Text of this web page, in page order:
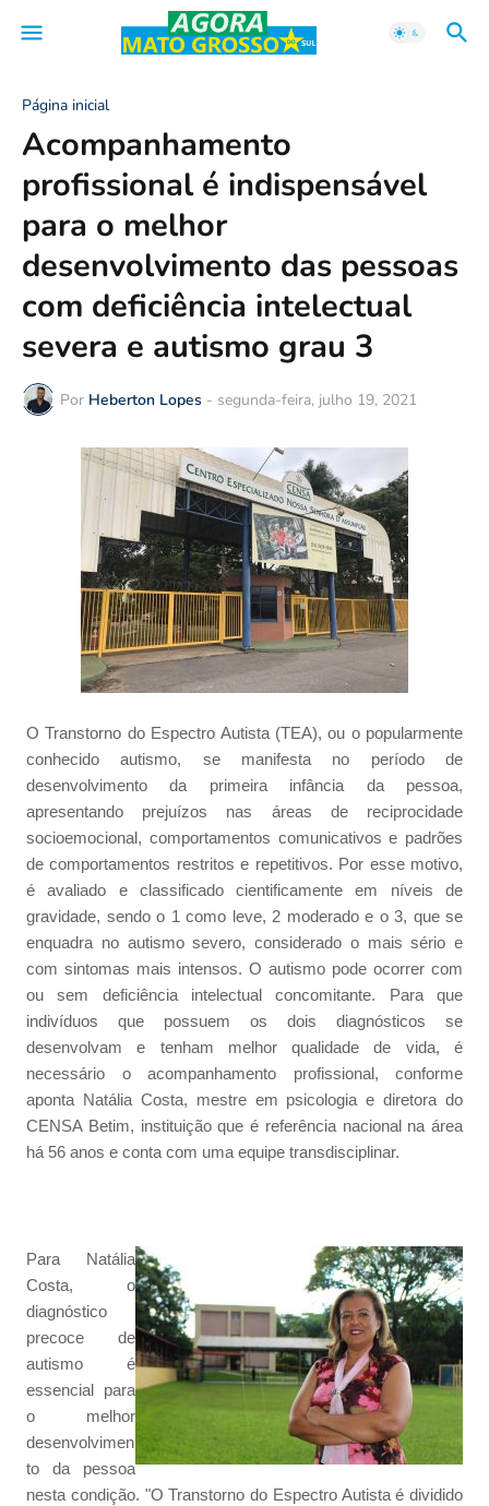
Página inicial
Acompanhamento
profissional é indispensável
para o melhor
desenvolvimento das pessoas
com deficiência intelectual
severa e autismo grau 3
Por Heberton Lopes - segunda-feira, julho 19, 2021
O Transtorno do Espectro Autista (TEA), ou o popularmente
conhecido autismo, se manifesta no período de
desenvolvimento da primeira infância da pessoa,
apresentando prejuízos nas áreas de reciprocidade
socioemocional, comportamentos comunicativos e padrões
de comportamentos restritos e repetitivos. Por esse motivo,
é avaliado e classificado cientificamente em níveis de
gravidade, sendo o 1 como leve, 2 moderado e o 3, que se
enquadra no autismo severo, considerado o mais sério e
com sintomas mais intensos. O autismo pode ocorrer com
ou sem deficiência intelectual concomitante. Para que
indivíduos que possuem os dois diagnósticos se
desenvolvam e tenham melhor qualidade de vida, é
necessário o acompanhamento profissional, conforme
aponta Natália Costa, mestre em psicologia e diretora do
CENSA Betim, instituição que é referência nacional na área
há 56 anos e conta com uma equipe transdisciplinar.
Para Natália
Costa, o
diagnóstico
precoce de
autismo é
essencial para
o melhor
desenvolvimen
to da pessoa
nesta condição. "O Transtorno do Espectro Autista é dividido